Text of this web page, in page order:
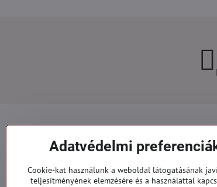
Általános szerződési feltételek
Adatvédelmi
Cookie-kat használunk a weboldal látogatásának
teljesítményének elemzésére és a használattal